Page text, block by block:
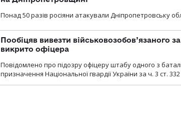
Понад 50 разів росіяни атакували Дніпропетровську
Пообіцяв вивезти військовозобов’язаного
викрито офіцера
Повідомлено про підозру офіцеру штабу одного з
призначення Національної гвардії України за ч. 3 ст.